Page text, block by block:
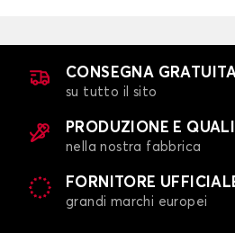
CONSEGNA
su tutto il sito
PRODUZIONE E
nella nostra fabbrica
FORNITORE
grandi marchi europei